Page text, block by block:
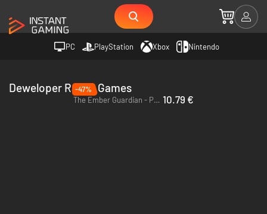
PC PlayStation Xbox Nintendo
Deweloper Ratbit Games
-47%
The Ember Guardian - PC (Steam) - Europe & US & Canada 10.79 €